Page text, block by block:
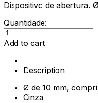
Dispositivo de abertura.
Quantidade:
Push
para
Evolift
quantity
Add to cart
Description
Ø de 10 mm,
Cinza